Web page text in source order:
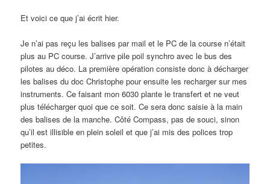
Et voici ce que j’ai écrit hier.
Je n’ai pas reçu les balises par mail et le PC de la course n’était
plus au PC course. J’arrive pile poil synchro avec le bus des
pilotes au déco. La première opération consiste donc à décharger
les balises du doc Christophe pour ensuite les recharger sur mes
instruments. Ce faisant mon 6030 plante le transfert et ne veut
plus télécharger quoi que ce soit. Ce sera donc saisie à la main
des balises de la manche. Côté Compass, pas de souci, sinon
qu’il est illisible en plein soleil et que j’ai mis des polices trop
petites.